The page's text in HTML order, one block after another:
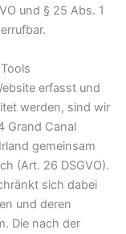
und § 25 Abs. 1
erfasst und
werden, sind wir
Grand Canal
gemeinsam
(Art. 26 DSGVO).
sich dabei
und deren
Die nach der